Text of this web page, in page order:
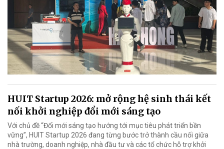
HUIT Startup 2026: mở rộng hệ sinh thái kết
nối khởi nghiệp đổi mới sáng tạo
Với chủ đề “Đổi mới sáng tạo hướng tới mục tiêu phát triển bền
vững”, HUIT Startup 2026 đang từng bước trở thành cầu nối giữa
nhà trường, doanh nghiệp, nhà đầu tư và các tổ chức hỗ trợ khởi